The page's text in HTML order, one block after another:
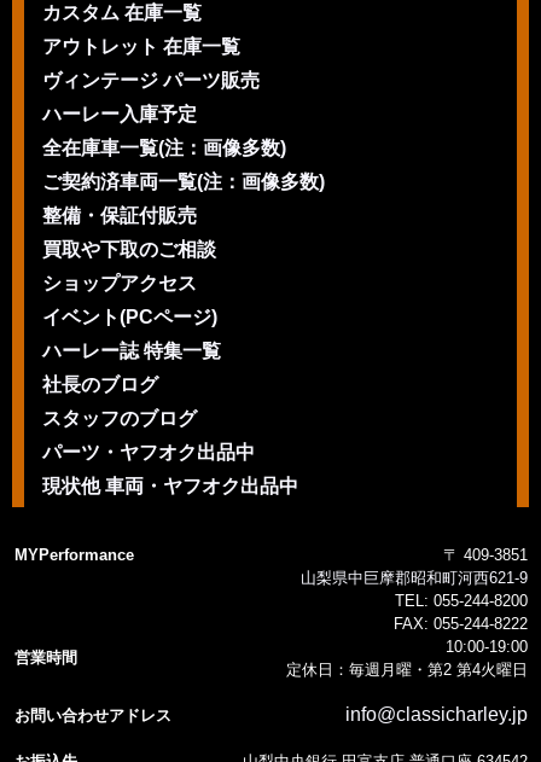
カスタム 在庫一覧
アウトレット 在庫一覧
ヴィンテージ パーツ販売
ハーレー入庫予定
全在庫車一覧(注：画像多数)
ご契約済車両一覧(注：画像多数)
整備・保証付販売
買取や下取のご相談
ショップアクセス
イベント(PCページ)
ハーレー誌 特集一覧
社長のブログ
スタッフのブログ
パーツ・ヤフオク出品中
現状他 車両・ヤフオク出品中
MYPerformance
〒 409-3851
山梨県中巨摩郡昭和町河西621-9
TEL: 055-244-8200
FAX: 055-244-8222
営業時間
10:00-19:00
定休日：毎週月曜・第2 第4火曜日
お問い合わせアドレス info@classicharley.jp